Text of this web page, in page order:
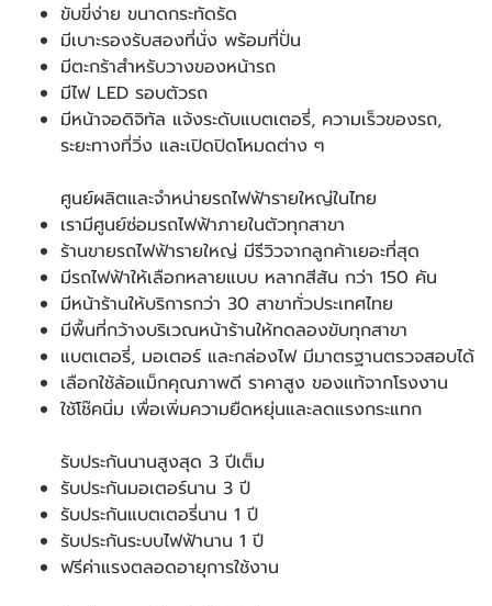
ขับขี่ง่าย ขนาดกระทัดรัด
มีเบาะรองรับสองที่นั่ง พร้อมที่ปั่น
มีตะกร้าสำหรับวางของหน้ารถ
มีไฟ LED รอบตัวรถ
มีหน้าจอดิจิทัล แจ้งระดับแบตเตอรี่, ความเร็วของรถ,
ระยะทางที่วิ่ง และเปิดปิดโหมดต่าง ๆ
ศูนย์ผลิตและจำหน่ายรถไฟฟ้ารายใหญ่ในไทย
เรามีศูนย์ซ่อมรถไฟฟ้าภายในตัวทุกสาขา
ร้านขายรถไฟฟ้ารายใหญ่ มีรีวิวจากลูกค้าเยอะที่สุด
มีรถไฟฟ้าให้เลือกหลายแบบ หลากสีสัน กว่า 150 คัน
มีหน้าร้านให้บริการกว่า 30 สาขาทั่วประเทศไทย
มีพื้นที่กว้างบริเวณหน้าร้านให้ทดลองขับทุกสาขา
แบตเตอรี่, มอเตอร์ และกล่องไฟ มีมาตรฐานตรวจสอบได้
เลือกใช้ล้อแม็กคุณภาพดี ราคาสูง ของแท้จากโรงงาน
ใช้โช๊คนิ่ม เพื่อเพิ่มความยืดหยุ่นและลดแรงกระแทก
รับประกันนานสูงสุด 3 ปีเต็ม
รับประกันมอเตอร์นาน 3 ปี
รับประกันแบตเตอรี่นาน 1 ปี
รับประกันระบบไฟฟ้านาน 1 ปี
ฟรีค่าแรงตลอดอายุการใช้งาน